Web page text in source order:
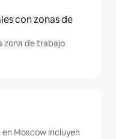
con zonas de
zona de trabajo
Moscow incluyen